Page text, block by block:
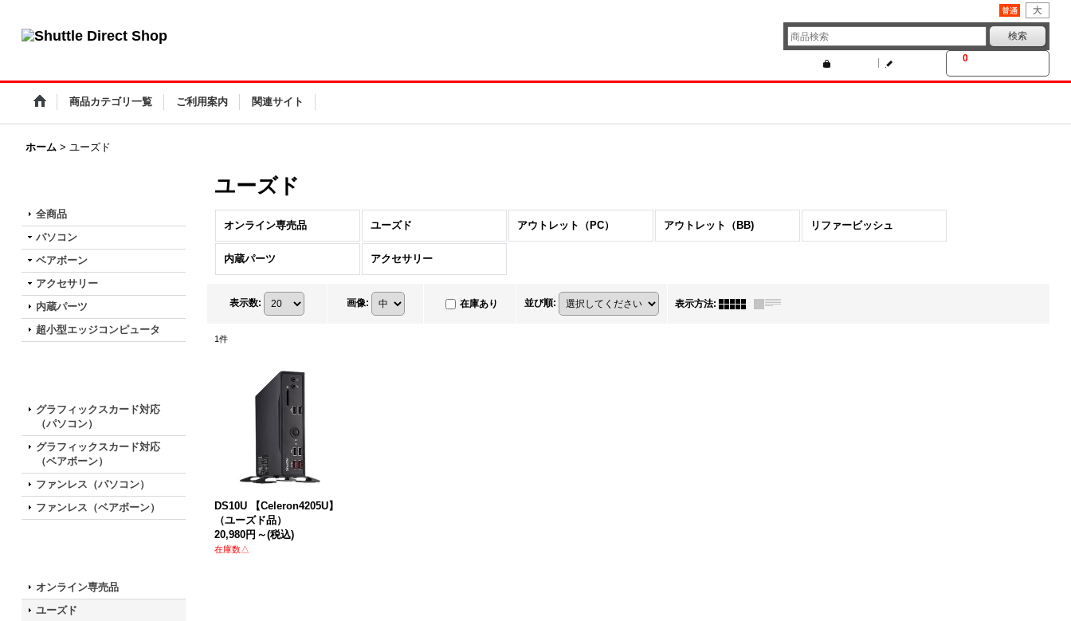
0
商品カテゴリ一覧 ご利用案内 関連サイト
ホーム > ユーズド
全商品
パソコン
ベアボーン
アクセサリー
内蔵パーツ
超小型エッジコンピュータ
グラフィックスカード対応
（パソコン）
グラフィックスカード対応
（ベアボーン）
ファンレス（パソコン）
ファンレス（ベアボーン）
オンライン専売品
ユーズド
ユーズド
オンライン専売品 ユーズド アウトレット（PC） アウトレット（BB) リファービッシュ
内蔵パーツ アクセサリー
表示数: 画像: 在庫あり 並び順: 表示方法:
1件
DS10U 【Celeron4205U】
（ユーズド品）
20,980円 ～(税込)
在庫数△